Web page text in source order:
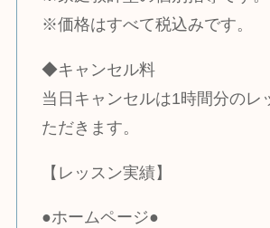
※価格はすべて税込みです。
◆キャンセル料
当日キャンセルは1時間分のレ
ただきます。
【レッスン実績】
●ホームページ●